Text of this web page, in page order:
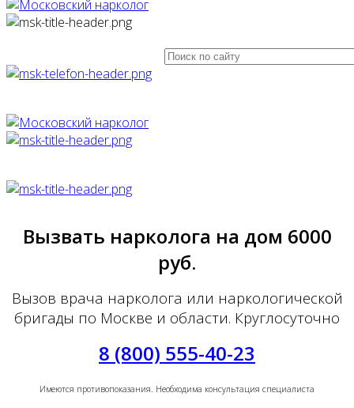
Вызвать нарколога на дом 6000
руб.
Вызов врача нарколога или наркологической
бригады по Москве и области. Круглосуточно
8 (800) 555-40-23
Имеются противопоказания. Необходима консультация специалиста